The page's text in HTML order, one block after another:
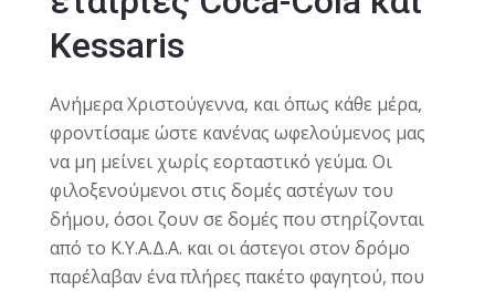
Kessaris
Ανήμερα Χριστούγεννα, και όπως κάθε μέρα,
φροντίσαμε ώστε κανένας ωφελούμενος μας
να μη μείνει χωρίς εορταστικό γεύμα. Οι
φιλοξενούμενοι στις δομές αστέγων του
δήμου, όσοι ζουν σε δομές που στηρίζονται
από το Κ.Υ.Α.Δ.Α. και οι άστεγοι στον δρόμο
παρέλαβαν ένα πλήρες πακέτο φαγητού, που